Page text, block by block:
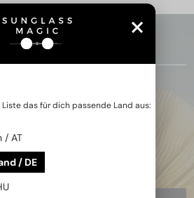
ZURÜCK ZUM ANFANG
MAGIE
INSTAGRAM
das für dich passende Land aus:
/ AT
/ DE